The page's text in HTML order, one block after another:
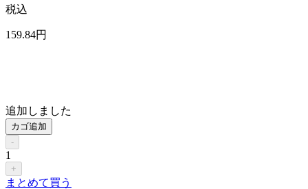
税込
159.84円
追加しました
カゴ追加
-
1
+
まとめて買う